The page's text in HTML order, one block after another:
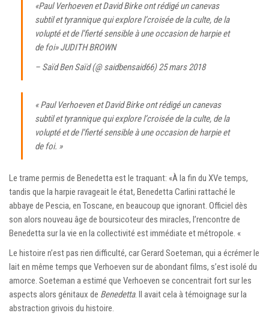
«Paul Verhoeven et David Birke ont rédigé un canevas
subtil et tyrannique qui explore l’croisée de la culte, de la
volupté et de l’fierté sensible à une occasion de harpie et
de foi» JUDITH BROWN
– Saïd Ben Saïd (@ saidbensaid66)25 mars 2018
« Paul Verhoeven et David Birke ont rédigé un canevas
subtil et tyrannique qui explore l’croisée de la culte, de la
volupté et de l’fierté sensible à une occasion de harpie et
de foi. »
Le trame permis de Benedetta est le traquant: «À la fin du XVe temps,
tandis que la harpie ravageait le état, Benedetta Carlini rattaché le
abbaye de Pescia, en Toscane, en beaucoup que ignorant. Officiel dès
son alors nouveau âge de boursicoteur des miracles, l’rencontre de
Benedetta sur la vie en la collectivité est immédiate et métropole. «
Le histoire n’est pas rien difficulté, car Gerard Soeteman, qui a écrémer le
lait en même temps que Verhoeven sur de abondant films, s’est isolé du
amorce. Soeteman a estimé que Verhoeven se concentrait fort sur les
aspects alors génitaux de Benedetta. Il avait cela à témoignage sur la
abstraction grivois du histoire.